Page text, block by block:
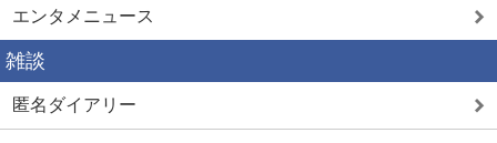
エンタメニュース
雑談
匿名ダイアリー